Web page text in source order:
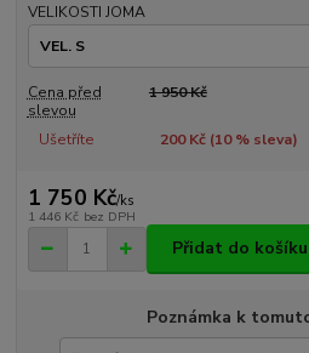
VELIKOSTI JOMA
Cena před
slevou
1 950 Kč
Ušetříte 200 Kč (10% sleva)
1 750 Kč/ks
1 446 Kč bez DPH
Přidat do košíku
Poznámka k